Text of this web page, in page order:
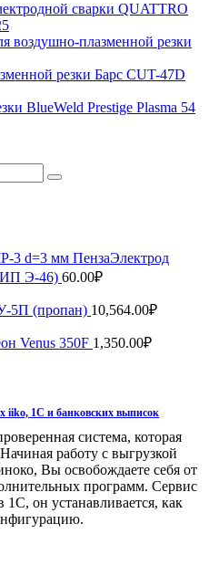
сварки QUATTRO
воздушно-плазменной резки
резки Барс CUT-47D
BlueWeld Prestige Plasma 54
3 d=3 мм ПензаЭлектрод
Э-46) 60.00₽
5П (пропан) 10,564.00₽
Venus 350F 1,350.00₽
iiko, 1С и банковских выписок
система, которая
работу с выгрузкой
Вы освобождаете себя от
программ. Сервис
он устанавливается, как